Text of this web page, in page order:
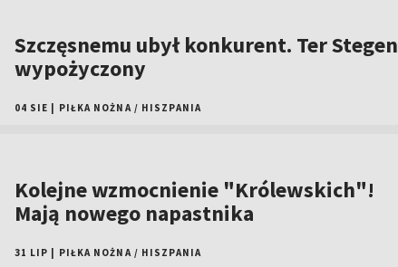
Szczęsnemu ubył konkurent. Ter Stegen
wypożyczony
04 SIE PIŁKA NOŻNA / HISZPANIA
Kolejne wzmocnienie "Królewskich"!
Mają nowego napastnika
31 LIP PIŁKA NOŻNA / HISZPANIA